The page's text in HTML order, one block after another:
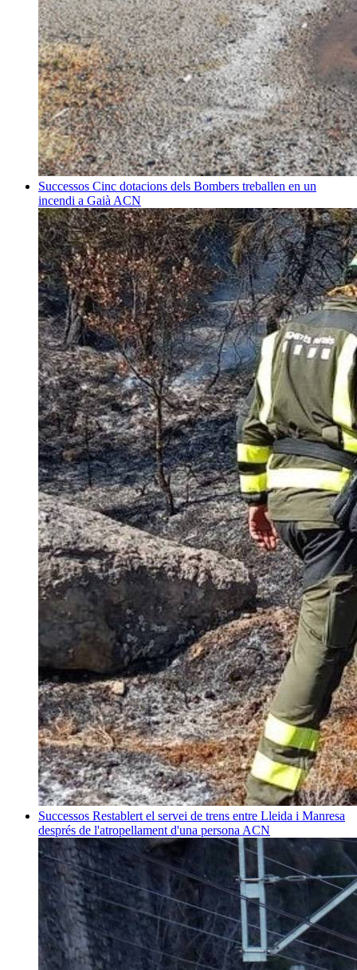
Successos Cinc dotacions dels Bombers treballen en un
incendi a Gaià ACN
Successos Restablert el servei de trens entre Lleida i Manresa
després de l'atropellament d'una persona ACN